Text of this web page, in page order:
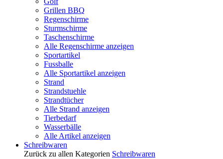
Grillen BBQ
Regenschirme
Sturmschirme
Taschenschirme
Alle Regenschirme anzeigen
Sportartikel
Fussballe
Alle Sportartikel anzeigen
Strand
Strandstuehle
Strandtücher
Alle Strand anzeigen
Tierbedarf
Wasserbälle
Alle Artikel anzeigen
Schreibwaren
Zurück zu allen Kategorien Schreibwaren